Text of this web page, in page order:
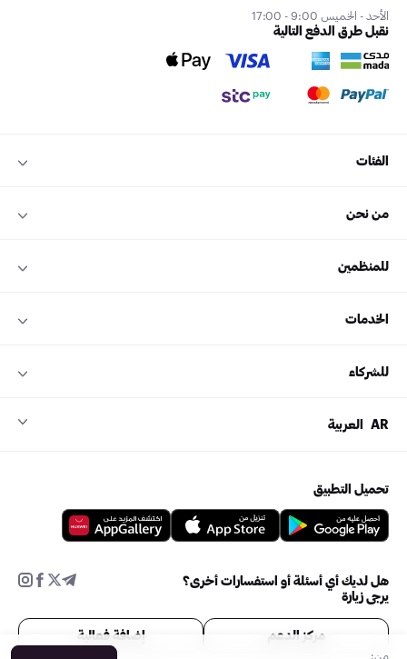
من:
الأحد - الخميس 9:00 - 17:00
نقبل طرق الدفع التالية
الفئات
من نحن
للمنظمين
الخدمات
للشركاء
AR العربية
تحميل التطبيق
هل لديك أي أسئلة أو استفسارات أخرى؟
يرجى زيارة
مركز الدعم إضافة فعالية